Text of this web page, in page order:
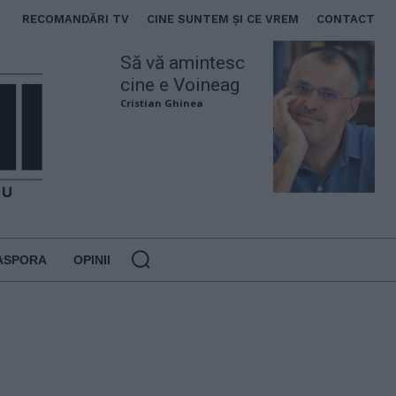
RECOMANDĂRI TV CINE SUNTEM ȘI CE VREM CONTACT
Să vă amintesc
cine e Voineag
Cristian Ghinea
OPINII